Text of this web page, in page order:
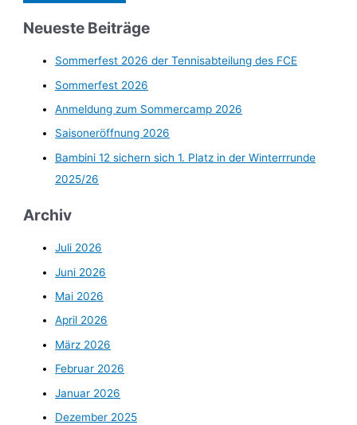
Neueste Beiträge
Sommerfest 2026 der Tennisabteilung des FCE
Sommerfest 2026
Anmeldung zum Sommercamp 2026
Saisoneröffnung 2026
Bambini 12 sichern sich 1. Platz in der Winterrrunde
2025/26
Archiv
Juli 2026
Juni 2026
Mai 2026
April 2026
März 2026
Februar 2026
Januar 2026
Dezember 2025